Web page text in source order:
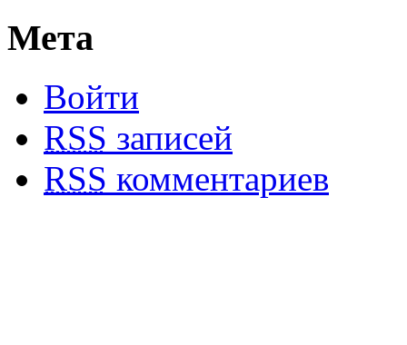
Мета
Войти
RSS записей
RSS комментариев